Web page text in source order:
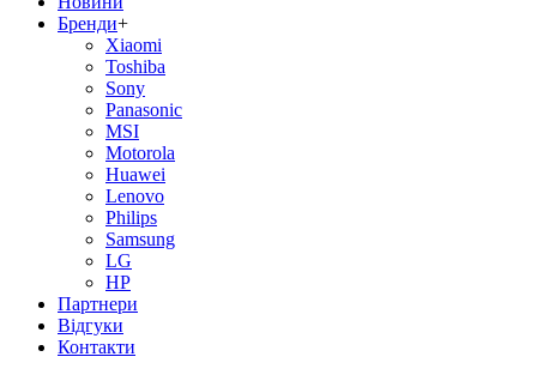
Бренди+
Xiaomi
Toshiba
Sony
Panasonic
MSI
Motorola
Huawei
Lenovo
Philips
Samsung
LG
HP
Партнери
Вiдгуки
Контакти